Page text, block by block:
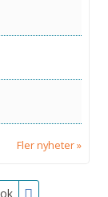
Fler nyheter